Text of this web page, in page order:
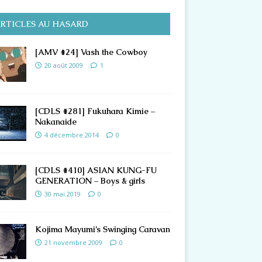
AU HASARD
[AMV #24] Vash the Cowboy
20 août 2009 1
[CDLS #281] Fukuhara Kimie –
Nakanaide
4 décembre 2014 0
[CDLS #410] ASIAN KUNG-FU
GENERATION – Boys & girls
30 mai 2019 0
Kojima Mayumi’s Swinging Caravan
21 novembre 2009 0